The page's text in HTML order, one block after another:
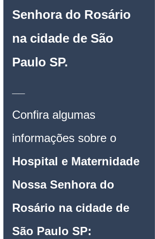
Senhora do Rosário
na cidade de São
Paulo SP.
Confira algumas
informações sobre o
Hospital e Maternidade
Nossa Senhora do
Rosário na cidade de
São Paulo SP: